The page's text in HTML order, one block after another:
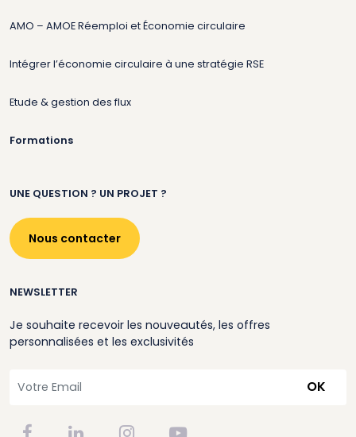
AMO – AMOE Réemploi et Économie circulaire
Intégrer l’économie circulaire à une stratégie RSE
Etude & gestion des flux
Formations
UNE QUESTION ? UN PROJET ?
Nous contacter
NEWSLETTER
Je souhaite recevoir les nouveautés, les offres
personnalisées et les exclusivités
OK